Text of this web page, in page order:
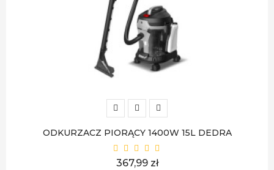
ODKURZACZ PIORĄCY 1400W 15L DEDRA
Cena
367,99 zł